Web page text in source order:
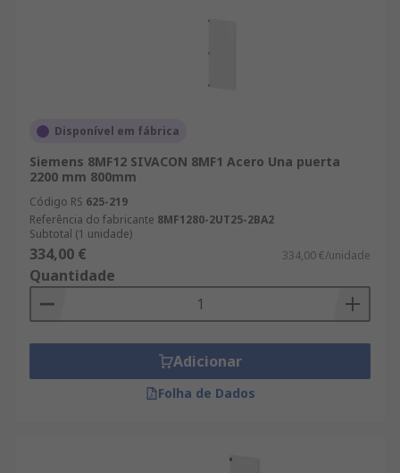
Disponível em fábrica
Siemens 8MF12 SIVACON 8MF1 Acero Una puerta
2200 mm 800mm
Código RS 625-219
Referência do fabricante 8MF1280-2UT25-2BA2
Subtotal (1 unidade)
334,00 € 334,00 €/unidade
Quantidade
Adicionar
Folha de Dados